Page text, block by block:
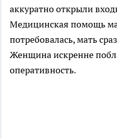
аккуратно открыли
Медицинская помощь
потребовалась, мать
Женщина искренне
оперативность.